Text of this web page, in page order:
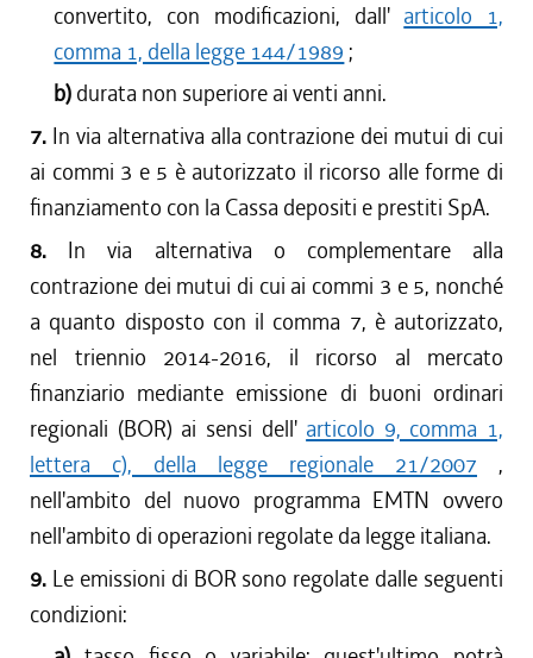
convertito, con modificazioni, dall' articolo 1,
comma 1, della legge 144/1989 ;
b) durata non superiore ai venti anni.
7. In via alternativa alla contrazione dei mutui di cui
ai commi 3 e 5 è autorizzato il ricorso alle forme di
finanziamento con la Cassa depositi e prestiti SpA.
8. In via alternativa o complementare alla
contrazione dei mutui di cui ai commi 3 e 5, nonché
a quanto disposto con il comma 7, è autorizzato,
nel triennio 2014-2016, il ricorso al mercato
finanziario mediante emissione di buoni ordinari
regionali (BOR) ai sensi dell' articolo 9, comma 1,
lettera c), della legge regionale 21/2007 ,
nell'ambito del nuovo programma EMTN ovvero
nell'ambito di operazioni regolate da legge italiana.
9. Le emissioni di BOR sono regolate dalle seguenti
condizioni: